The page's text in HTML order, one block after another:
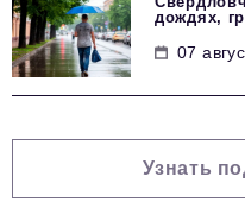
дождях,
07
Узнать